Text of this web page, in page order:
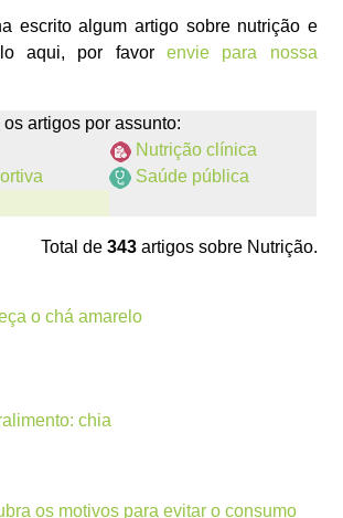
escrito algum artigo sobre nutrição e
lo aqui, por favor envie para nossa
artigos por assunto:
Nutrição clínica
Saúde pública
Total de 343artigos sobre Nutrição.
o chá amarelo
chia
os motivos para evitar o consumo